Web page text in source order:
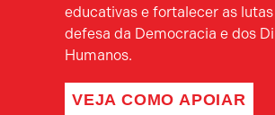
educativas e fortalecer as
defesa da Democracia e dos
Humanos.
VEJA COMO APOIAR